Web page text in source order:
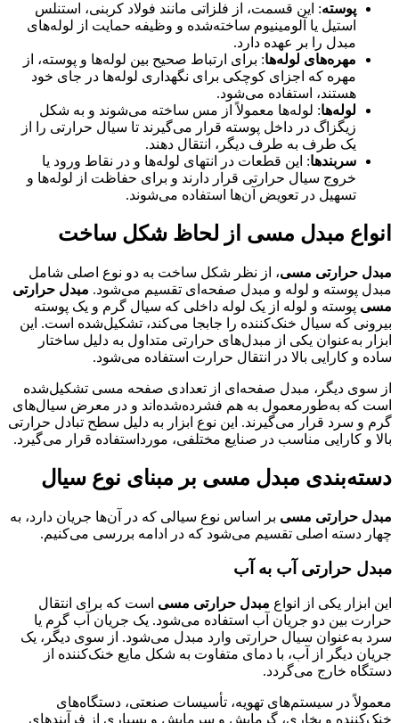
پوسته: این قسمت، از فلزاتی مانند فولاد کربنی، استنلس
استیل یا آلومینیوم ساخته‌شده و وظیفه حمایت از لوله‌های
مبدل را بر عهده دارد.
مهره‌های لوله‌ها: برای ارتباط صحیح بین لوله‌ها و پوسته، از
مهره که اجزای کوچکی برای نگهداری لوله‌ها در جای خود
هستند، استفاده می‌شود.
لوله‌ها: لوله‌ها معمولاً از مس ساخته می‌شوند و به شکل
زیگزاگ در داخل پوسته قرار می‌گیرند تا سیال حرارتی را از
یک طرف به طرف دیگر، انتقال دهند.
سربندها: این قطعات در انتهای لوله‌ها و در نقاط ورود یا
خروج سیال حرارتی قرار دارند و برای حفاظت از لوله‌ها و
تسهیل در تعویض آن‌ها استفاده می‌شوند.
انواع مبدل مسی از لحاظ شکل ساخت
مبدل‌ حرارتی مسی، از نظر شکل ساخت به دو نوع اصلی شامل
مبدل پوسته و لوله و مبدل صفحه‌ای تقسیم می‌شود. مبدل حرارتی
مسی پوسته و لوله از یک لوله داخلی که سیال گرم و یک پوسته
بیرونی که سیال خنک‌کننده را جابجا می‌کند، تشکیل‌شده است. این
ابزار به‌عنوان یکی از مبدل‌های حرارتی متداول به دلیل ساختار
ساده و کارایی بالا در انتقال حرارت استفاده می‌شود.
از سوی دیگر، مبدل صفحه‌ای از تعدادی صفحه مسی تشکیل‌شده
است که به‌طورمعمول به هم فشرده‌شده‌اند و در معرض سیال‌های
گرم و سرد قرار می‌گیرند. این نوع ابزار به دلیل سطح تبادل حرارتی
بالا و کارایی مناسب در صنایع مختلفی، مورداستفاده قرار می‌گیرد.
دسته‌بندی مبدل مسی بر مبنای نوع سیال
مبدل حرارتی مسی بر اساس نوع سیالی که در آن‌ها جریان دارد، به
چهار دسته اصلی تقسیم می‌شود که در ادامه بررسی می‌کنیم.
مبدل حرارتی آب به آب
این ابزار یکی از انواع مبدل‌ حرارتی مسی است که برای انتقال
حرارت بین دو جریان آب استفاده می‌شود. یک جریان آب گرم یا
سرد به‌عنوان سیال حرارتی وارد مبدل می‌شود. از سوی دیگر، یک
جریان دیگر از آب، با دمای متفاوت به شکل مایع خنک‌کننده از
دستگاه خارج می‌گردد.
معمولاً در سیستم‌های تهویه، تأسیسات صنعتی، دستگاه‌های
خنک‌کننده و بخاری، گرمایش و سرمایش و بسیاری از فرآیندهای